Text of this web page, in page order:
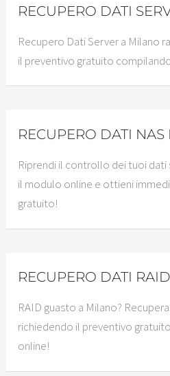
RECUPERO DATI
Recupero Dati Server a Milano
il preventivo gratuito
RECUPERO DATI
Riprendi il controllo dei tuoi dati
il modulo online e ottieni
gratuito!
RECUPERO DATI
RAID guasto a Milano?
richiedendo il preventivo
online!